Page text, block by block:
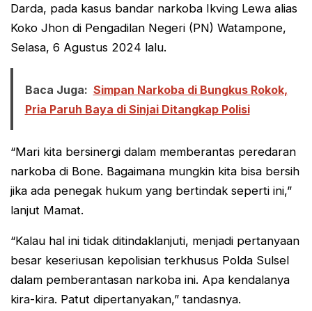
Darda, pada kasus bandar narkoba Ikving Lewa alias
Koko Jhon di Pengadilan Negeri (PN) Watampone,
Selasa, 6 Agustus 2024 lalu.
Baca Juga: Simpan Narkoba di Bungkus Rokok,
Pria Paruh Baya di Sinjai Ditangkap Polisi
“Mari kita bersinergi dalam memberantas peredaran
narkoba di Bone. Bagaimana mungkin kita bisa bersih
jika ada penegak hukum yang bertindak seperti ini,”
lanjut Mamat.
“Kalau hal ini tidak ditindaklanjuti, menjadi pertanyaan
besar keseriusan kepolisian terkhusus Polda Sulsel
dalam pemberantasan narkoba ini. Apa kendalanya
kira-kira. Patut dipertanyakan,” tandasnya.